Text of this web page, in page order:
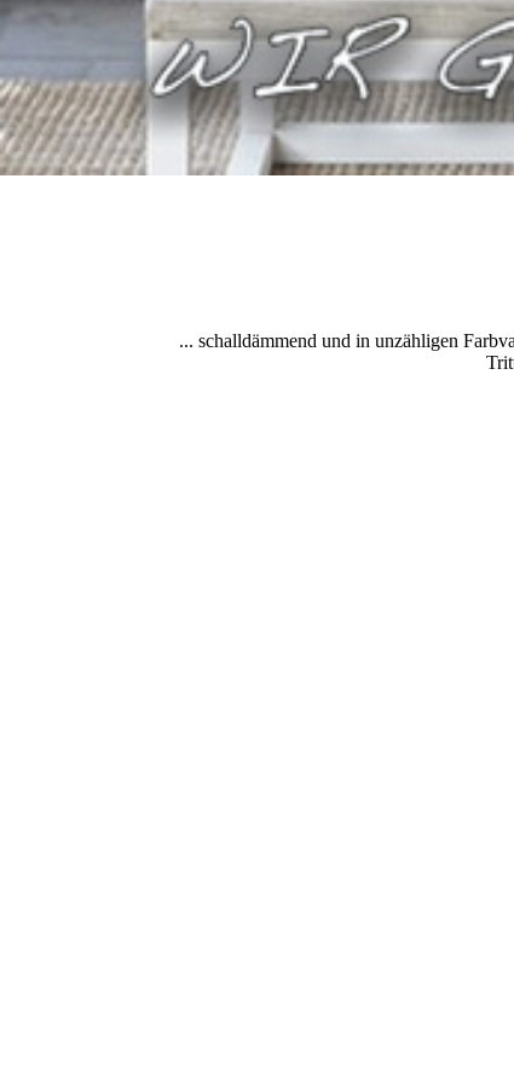
... schalldämmend und in unzähligen